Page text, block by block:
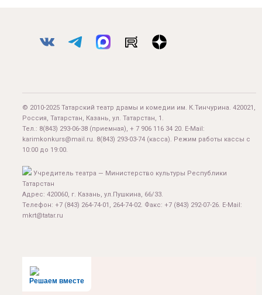
© 2010-2025 Татарский театр драмы и комедии им. К.Тинчурина. 420021,
Россия, Татарстан, Казань, ул. Татарстан, 1.
Тел.: 8(843) 293-06-38 (приемная), + 7 906 116 34 20. E-Mail:
karimkonkurs@mail.ru. 8(843) 293-03-74 (касса). Режим работы кассы с
10:00 до 19:00.
Учредитель театра — Министерство культуры Республики
Татарстан
Адрес: 420060, г. Казань, ул.Пушкина, 66/33.
Телефон: +7 (843) 264-74-01, 264-74-02. Факс: +7 (843) 292-07-26. E-Mail:
mkrt@tatar.ru
Решаем вместе